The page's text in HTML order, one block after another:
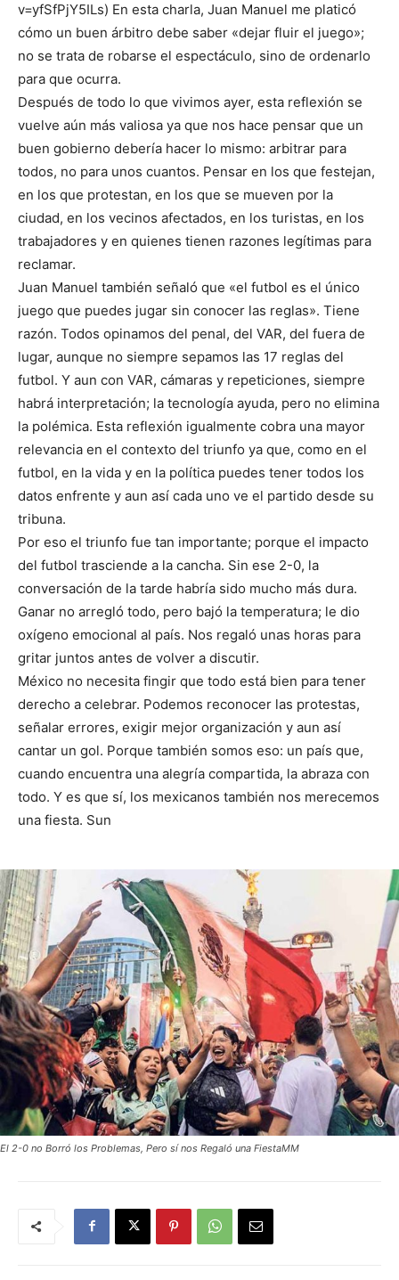
v=yfSfPjY5ILs) En esta charla, Juan Manuel me platicó
cómo un buen árbitro debe saber «dejar fluir el juego»;
no se trata de robarse el espectáculo, sino de ordenarlo
para que ocurra.
Después de todo lo que vivimos ayer, esta reflexión se
vuelve aún más valiosa ya que nos hace pensar que un
buen gobierno debería hacer lo mismo: arbitrar para
todos, no para unos cuantos. Pensar en los que festejan,
en los que protestan, en los que se mueven por la
ciudad, en los vecinos afectados, en los turistas, en los
trabajadores y en quienes tienen razones legítimas para
reclamar.
Juan Manuel también señaló que «el futbol es el único
juego que puedes jugar sin conocer las reglas». Tiene
razón. Todos opinamos del penal, del VAR, del fuera de
lugar, aunque no siempre sepamos las 17 reglas del
futbol. Y aun con VAR, cámaras y repeticiones, siempre
habrá interpretación; la tecnología ayuda, pero no elimina
la polémica. Esta reflexión igualmente cobra una mayor
relevancia en el contexto del triunfo ya que, como en el
futbol, en la vida y en la política puedes tener todos los
datos enfrente y aun así cada uno ve el partido desde su
tribuna.
Por eso el triunfo fue tan importante; porque el impacto
del futbol trasciende a la cancha. Sin ese 2-0, la
conversación de la tarde habría sido mucho más dura.
Ganar no arregló todo, pero bajó la temperatura; le dio
oxígeno emocional al país. Nos regaló unas horas para
gritar juntos antes de volver a discutir.
México no necesita fingir que todo está bien para tener
derecho a celebrar. Podemos reconocer las protestas,
señalar errores, exigir mejor organización y aun así
cantar un gol. Porque también somos eso: un país que,
cuando encuentra una alegría compartida, la abraza con
todo. Y es que sí, los mexicanos también nos merecemos
una fiesta. Sun
El 2-0 no Borró los Problemas, Pero sí nos Regaló una FiestaMM